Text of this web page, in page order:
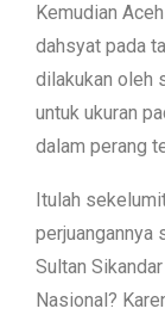
Kemudian
dahsyat pada
dilakukan oleh
untuk ukuran
dalam perang
Itulah
perjuangannya
Sultan
Nasional?